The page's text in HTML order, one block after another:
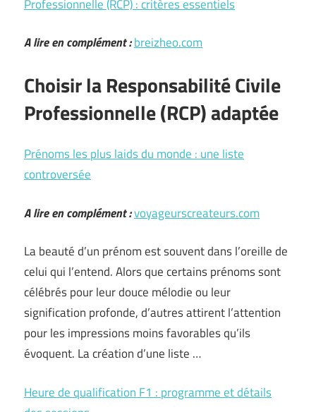
Professionnelle (RCP) : critères essentiels
A lire en complément :breizheo.com
Choisir la Responsabilité Civile
Professionnelle (RCP) adaptée
Prénoms les plus laids du monde : une liste
controversée
A lire en complément :voyageurscreateurs.com
La beauté d’un prénom est souvent dans l’oreille de
celui qui l’entend. Alors que certains prénoms sont
célébrés pour leur douce mélodie ou leur
signification profonde, d’autres attirent l’attention
pour les impressions moins favorables qu’ils
évoquent. La création d’une liste …
Heure de qualification F1 : programme et détails